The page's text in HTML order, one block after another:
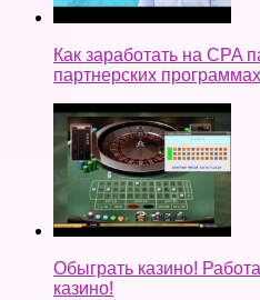
Как заработать на CPA
партнерских
Обыграть казино!
казино!